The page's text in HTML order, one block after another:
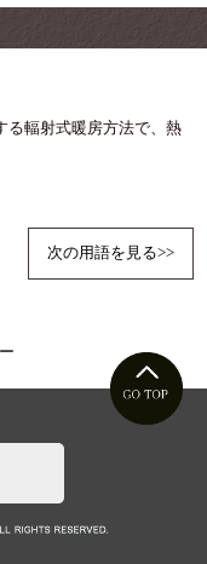
る輻射式暖房方法で、熱
次の用語を見る>>